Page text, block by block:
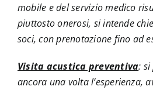
mobile e del servizio medico
piuttosto onerosi, si intende
soci, con prenotazione fino ad
Visita acustica preventiva: si
ancora una volta l’esperienza,